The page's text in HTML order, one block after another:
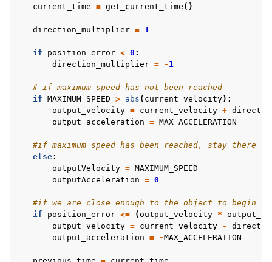
current_time = get_current_time ()
direction_multiplier = 1
if position_error < 0 :
direction_multiplier = - 1
# if maximum speed has not been reached
if MAXIMUM_SPEED > abs ( current_velocity):
output_velocity = current_velocity +
output_acceleration = MAX_ACCELERATION
#if maximum speed has been reached, stay there
else:
outputVelocity = MAXIMUM_SPEED
outputAcceleration = 0
#if we are close enough to the object to begin
if
position_error <= (output_velocity *
output_velocity = current_velocity -
output_acceleration = -MAX_ACCELERATION